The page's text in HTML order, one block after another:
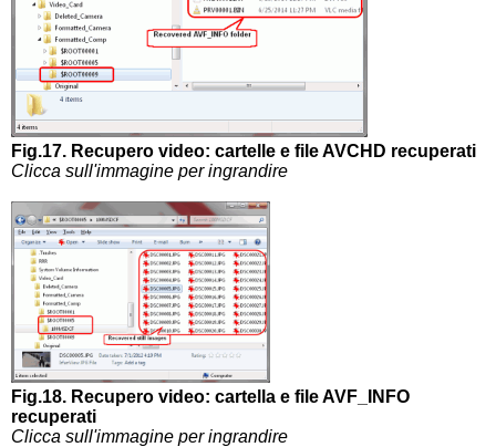
Fig.17. Recupero video: cartelle e file AVCHD recuperati
Clicca sull'immagine per ingrandire
Fig.18. Recupero video: cartella e file AVF_INFO
recuperati
Clicca sull'immagine per ingrandire